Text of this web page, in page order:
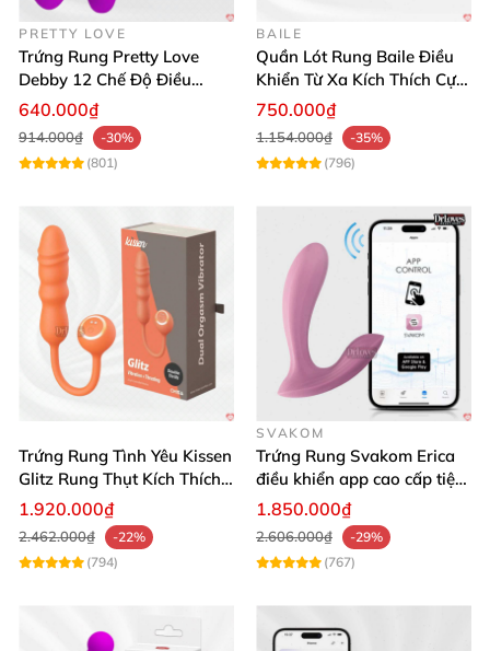
PRETTY LOVE
Trứng Rung Pretty Love
Debby 12 Chế Độ Điều
Khiển Từ Xa Siêu Mượt
640.000₫
914.000₫
-30%
(801)
BAILE
Quần Lót Rung Baile Điều
Khiển Từ Xa Kích Thích Cực
Mạnh
750.000₫
1.154.000₫
-35%
(796)
Trứng Rung Tình Yêu Kissen
Glitz Rung Thụt Kích Thích
Mua Ngay
1.920.000₫
2.462.000₫
-22%
(794)
SVAKOM
Trứng Rung Svakom Erica
điều khiển app cao cấp tiện
lợi
1.850.000₫
2.606.000₫
-29%
(767)